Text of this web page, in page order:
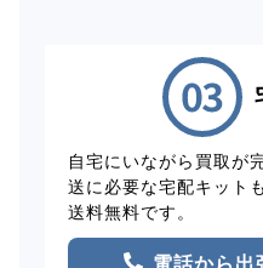
自宅にいながら買取が
送に必要な宅配キット
送料無料です。
電話から出